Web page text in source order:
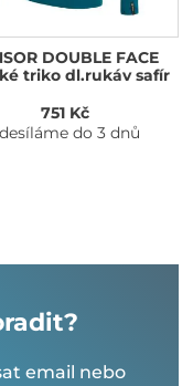
DOUBLE FACE
triko dl.rukáv safír
751 Kč
do 3 dnů
email nebo